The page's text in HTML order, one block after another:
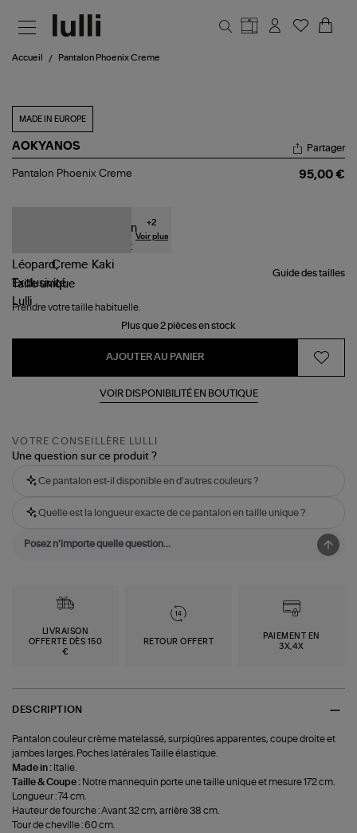
Accueil Pantalon Phoenix Creme
MADE IN EUROPE
AOKYANOS
Pantalon
Partager
Pantalon Phoenix Creme 95,00 €
+2
Voir plus
Guide des tailles
Tailleunique
Prendre votre taille habituelle.
Plus que 2 pièces en stock
AJOUTER AU PANIER
VOIR DISPONIBILITÉ EN BOUTIQUE
VOTRE CONSEILLÈRE LULLI
Une question sur ce produit ?
Ce pantalon est-il disponible en d'autres couleurs ?
Quelle est la longueur exacte de ce pantalon en taille unique ?
LIVRAISON
OFFERTE DÈS 150
€
RETOUR OFFERT
PAIEMENT EN
3X,4X
DESCRIPTION
Pantalon couleur crème matelassé, surpiqûres apparentes, coupe droite et
jambes larges. Poches latérales Taille élastique.
Made in : Italie.
Taille & Coupe : Notre mannequin porte une taille unique et mesure 172 cm.
Longueur : 74 cm.
Hauteur de fourche : Avant 32 cm, arrière 38 cm.
Tour de cheville : 60 cm.